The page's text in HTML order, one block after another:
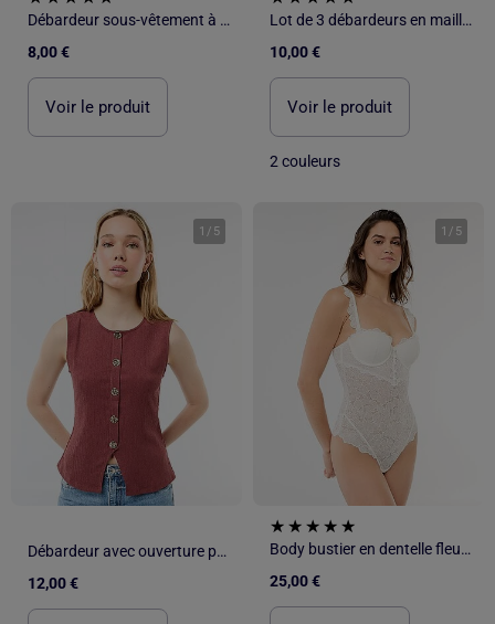
Débardeur sous-vêtement à fines bretelles
8,00 €
Voir le produit
Lot de 3 débardeurs en maille pointelle
10,00 €
Voir le produit
2 couleurs
1 / 5
Débardeur avec ouverture par boutons dorés martelés
12,00 €
1 / 5
Body bustier en dentelle fleurie
25,00 €